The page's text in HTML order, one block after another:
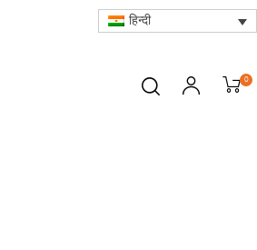
हिन्दी
0